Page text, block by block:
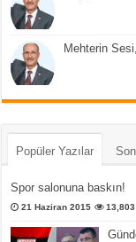
Mehterin
Popüler Yazılar Son
Spor salonuna baskın!
21 Haziran 2015 13,803